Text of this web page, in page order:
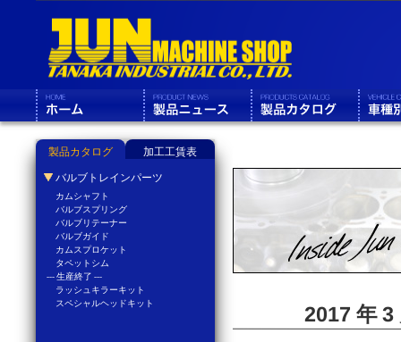
2017 年
製品カタログ 加工工賃表
バルブトレインパーツ
カムシャフト
バルブスプリング
バルブリテーナー
バルブガイド
カムスプロケット
タペットシム
--- 生産終了 ---
ラッシュキラーキット
スペシャルヘッドキット